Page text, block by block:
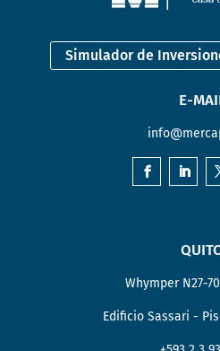
Simulador de
E-
Whymper N27-
Edificio Sassari -